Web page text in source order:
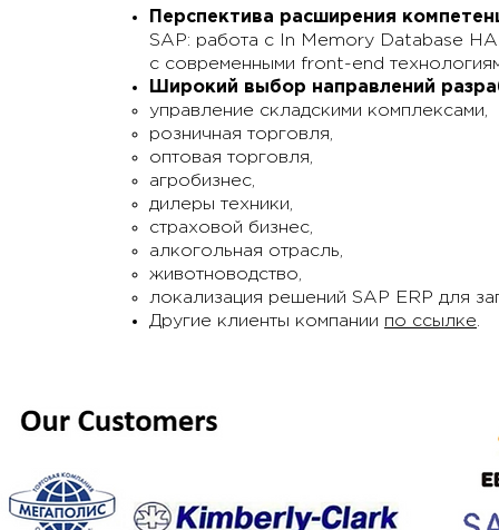
Перспектива расширения
SAP: работа с In Memory Database
с современными front-end
Широкий выбор направлений
управление складскими комплексами,
розничная торговля,
оптовая торговля,
агробизнес,
дилеры техники,
страховой бизнес,
алкогольная отрасль,
животноводство,
локализация решений SAP ERP для
Другие клиенты компании по ссылке.